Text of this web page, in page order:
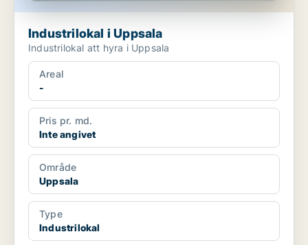
Industrilokal i Uppsala
Industrilokal att hyra i Uppsala
Areal
-
Pris pr. md.
Inte angivet
Område
Uppsala
Type
Industrilokal